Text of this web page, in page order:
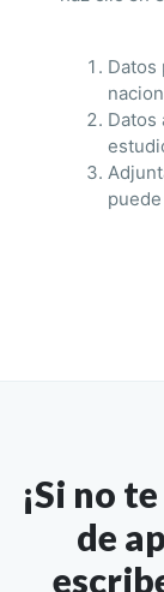
Datos
Datos
¡Si no
de